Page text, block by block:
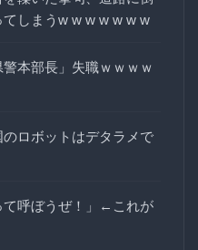
しまうw w w w w w w
警本部長」失職ｗｗｗｗ
ロボットはデタラメで
て呼ぼうぜ！」←これが